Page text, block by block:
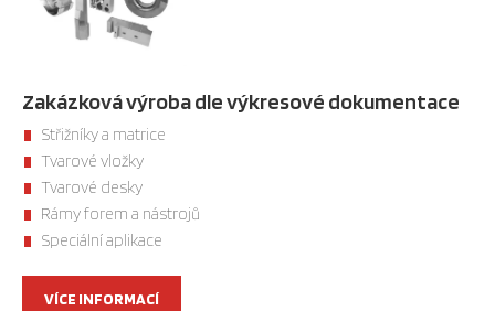
Zakázková výroba dle výkresové dokumentace
Střižníky a matrice
Tvarové vložky
Tvarové desky
Rámy forem a nástrojů
Speciální aplikace
VÍCE INFORMACÍ